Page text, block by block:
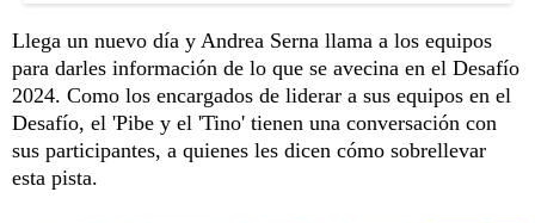
Llega un nuevo día y Andrea Serna llama a los equipos
para darles información de lo que se avecina en el Desafío
2024. Como los encargados de liderar a sus equipos en el
Desafío, el 'Pibe y el 'Tino' tienen una conversación con
sus participantes, a quienes les dicen cómo sobrellevar
esta pista.